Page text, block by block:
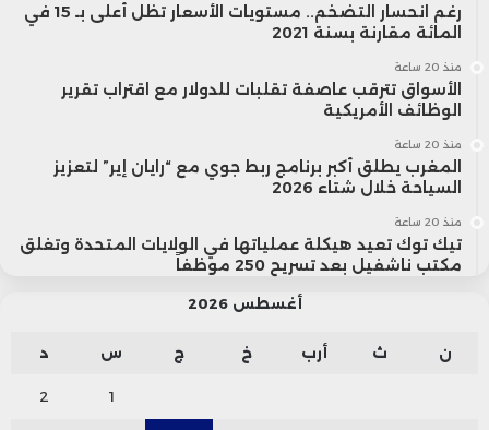
رغم انحسار التضخم.. مستويات الأسعار تظل أعلى بـ 15 في
المائة مقارنة بسنة 2021
منذ 20 ساعة
الأسواق تترقب عاصفة تقلبات للدولار مع اقتراب تقرير
الوظائف الأمريكية
منذ 20 ساعة
المغرب يطلق أكبر برنامج ربط جوي مع “رايان إير” لتعزيز
السياحة خلال شتاء 2026
منذ 20 ساعة
تيك توك تعيد هيكلة عملياتها في الولايات المتحدة وتغلق
مكتب ناشفيل بعد تسريح 250 موظفاً
أغسطس 2026
ن ث أرب خ ج س د
1
2